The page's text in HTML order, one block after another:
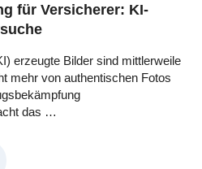
für Versicherer: KI-
erzeugte Bilder sind mittlerweile
mehr von authentischen Fotos
das …